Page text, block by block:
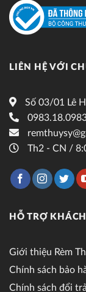
LIÊN HỆ VỚI
Số 03/01 Lê
Th2 - CN /
HỖ TRỢ
Giới thiệu Rèm
Chính sách bảo
Chính sách đổi trả